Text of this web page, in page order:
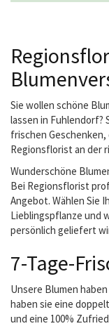
Sie wollen schöne
lassen in Fuhlendorf?
frischen Geschenken,
Regionsflorist an der
Wunderschöne
Bei Regionsflorist
Angebot. Wählen Sie
Lieblingspflanze und
persönlich geliefert
7-Tage-
Unsere Blumen
haben sie eine
und eine 100%